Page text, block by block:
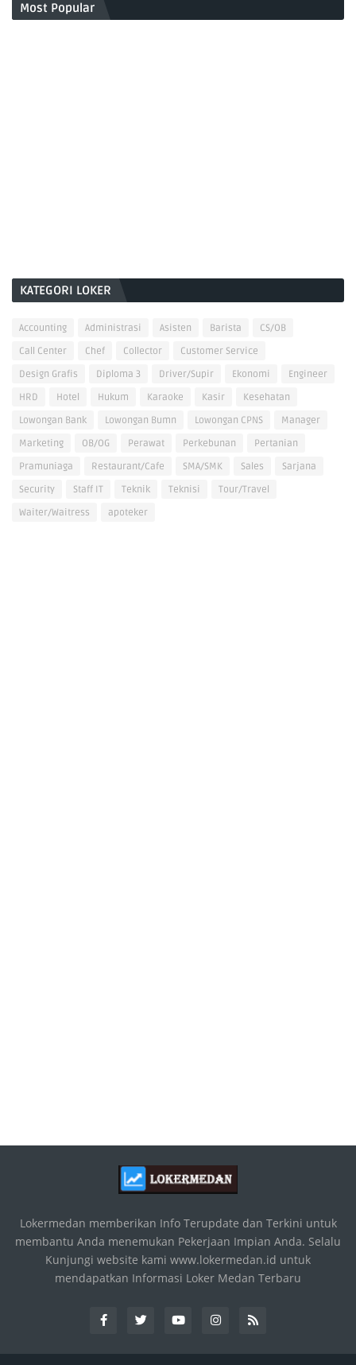
Most Popular
KATEGORI LOKER
Accounting Administrasi Asisten Barista
CS/OB
Call Center
Chef Collector
Customer Service
Design Grafis
Diploma 3 Driver/Supir Ekonomi
Engineer
HRD
Hotel Hukum Karaoke Kasir
Kesehatan
Lowongan Bank
Lowongan Bumn Lowongan CPNS
Manager
Marketing
OB/OG Perawat Perkebunan
Pertanian
Pramuniaga
Restaurant/Cafe SMA/SMK Sales
Sarjana
Security
Staff IT Teknik Teknisi
Tour/Travel
Waiter/Waitress
apoteker
Lokermedan memberikan Info Terupdate dan Terkini untuk
membantu Anda menemukan Pekerjaan Impian Anda. Selalu
Kunjungi website kami www.lokermedan.id untuk
mendapatkan Informasi Loker Medan Terbaru